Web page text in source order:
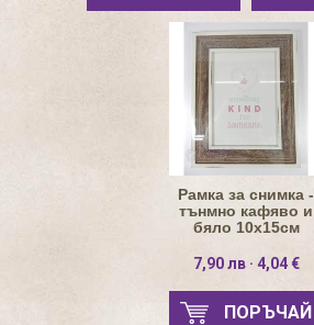
Рамка за снимка -
тънмно кафяво и
бяло 10х15см
7,90 лв · 4,04 €
ПОРЪЧАЙ